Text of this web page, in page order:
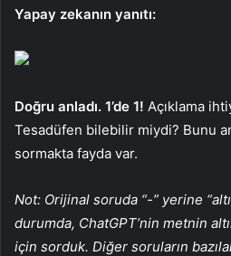
Yapay zekanın yanıtı:
Doğru anladı. 1’de 1! Açıklama
Tesadüfen bilebilir miydi? Bunu
sormakta fayda var.
Not: Orijinal soruda “-” yerine
durumda, ChatGPT’nin metnin
için sorduk. Diğer soruların